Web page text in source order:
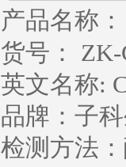
产品名称：
货号： ZK-
英文名称:
品牌：子
检测方法